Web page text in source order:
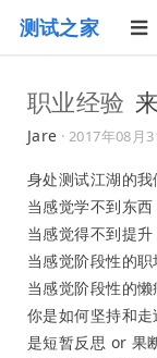
测试之家
职业经验
Jare · 2017年08月
身处测试江湖的我
当感觉学不到东西
当感觉得不到提升
当感觉阶段性的职
当感觉阶段性的懒
你是如何坚持和走
是短暂反思 or 果